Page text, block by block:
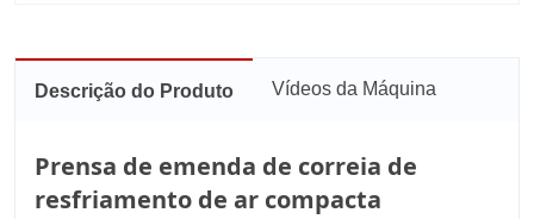
Descrição do Produto Vídeos da Máquina
Prensa de emenda de correia de
resfriamento de ar compacta